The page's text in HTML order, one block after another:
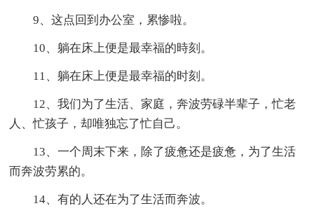
9、这点回到办公室，累惨啦。
10、躺在床上便是最幸福的時刻。
11、躺在床上便是最幸福的时刻。
12、我们为了生活、家庭，奔波劳碌半辈子，忙老
人、忙孩子，却唯独忘了忙自己。
13、一个周末下来，除了疲惫还是疲惫，为了生活
而奔波劳累的。
14、有的人还在为了生活而奔波。